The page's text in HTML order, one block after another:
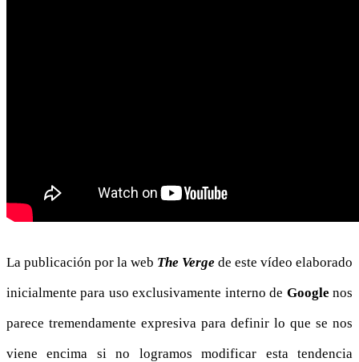
La publicación por la web The Verge de este vídeo elaborado
inicialmente para uso exclusivamente interno de Google nos
parece tremendamente expresiva para definir lo que se nos
viene encima si no logramos modificar esta tendencia